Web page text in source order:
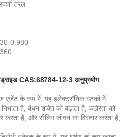
तरल
0.980
CAS:68784-12-3 अनुप्रयोग
एजेंट के रूप में, यह इलेक्ट्रॉनिक घटकों में
है, बंधन शक्ति को बढ़ाता है, कठोरता को
करता है, और सीलिंग जीवन का विस्तार करता है;